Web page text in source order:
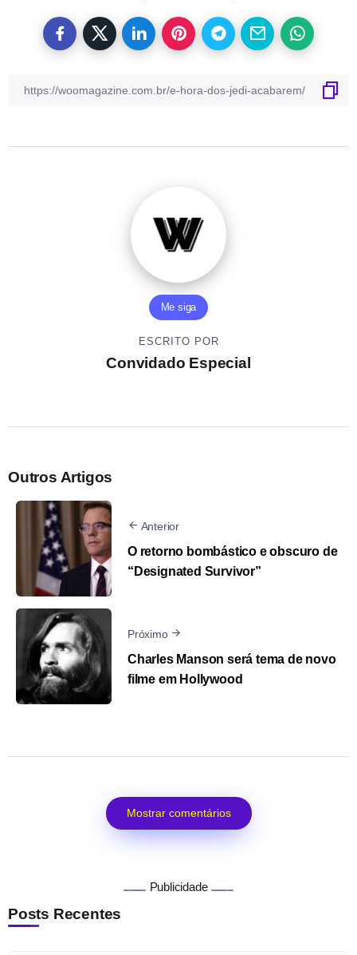
Me siga
ESCRITO POR
Convidado Especial
Outros Artigos
Anterior
O retorno bombástico e obscuro de
“Designated Survivor”
Próximo
Charles Manson será tema de novo
filme em Hollywood
Mostrar comentários
Publicidade
Posts Recentes